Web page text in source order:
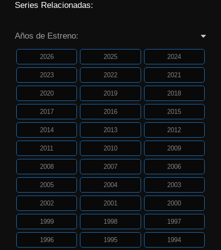
Series Relacionadas:
Años de Estreno:
2026 2025 2024
2023 2022 2021
2020 2019 2018
2017 2016 2015
2014 2013 2012
2011 2010 2009
2008 2007 2006
2005 2004 2003
2002 2001 2000
1999 1998 1997
1996 1995 1994